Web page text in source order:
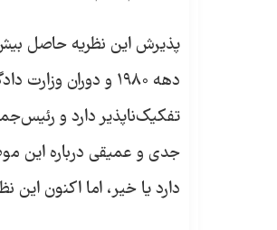
پذیرش این نظریه حاصل
دهه ۱۹۸۰ و دوران
تفکیک‌ناپذیر دارد و
جدی و عمیقی درباره این
دارد یا خیر، اما اکنون